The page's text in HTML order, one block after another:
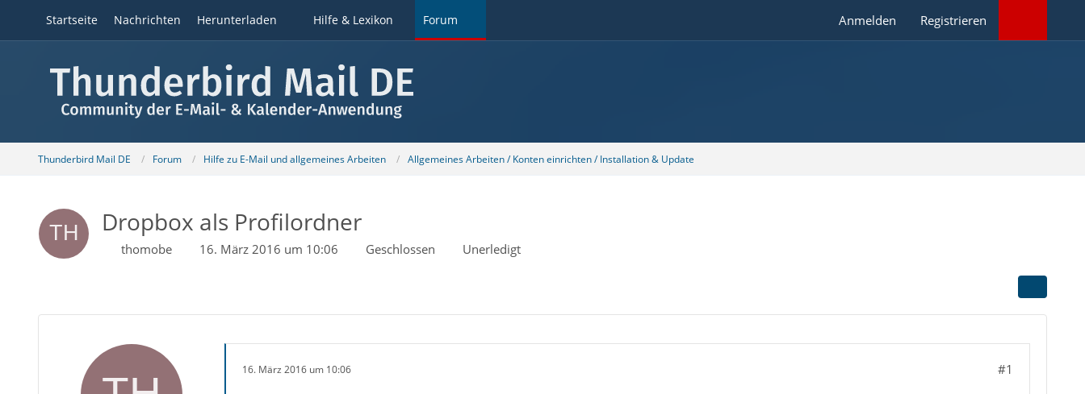
Startseite Nachrichten Herunterladen Hilfe & Lexikon Forum Anmelden Registrieren
Thunderbird Mail DE Forum Hilfe zu E-Mail und allgemeines Arbeiten Allgemeines Arbeiten / Konten einrichten / Installation & Update
Dropbox als Profilordner
thomobe 16. März 2016 um 10:06 Geschlossen Unerledigt
16. März 2016 um 10:06 #1